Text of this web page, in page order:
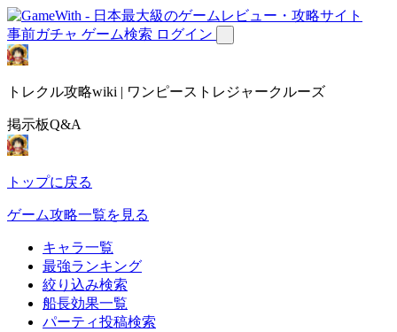
事前ガチャ ゲーム検索 ログイン
トレクル攻略wiki | ワンピーストレジャークルーズ
掲示板Q&A
トップに戻る
ゲーム攻略一覧を見る
キャラ一覧
最強ランキング
絞り込み検索
船長効果一覧
パーティ投稿検索